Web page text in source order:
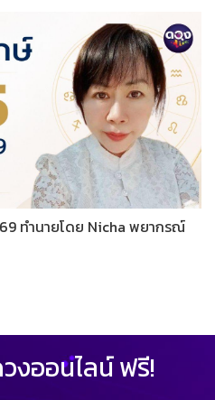
ทำนายโดย Nicha พยากรณ์
งออนไลน์ ฟรี!